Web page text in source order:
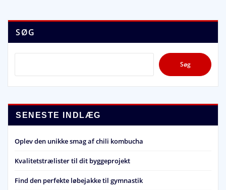
SØG
Søg
SENESTE INDLÆG
Oplev den unikke smag af chili kombucha
Kvalitetstrælister til dit byggeprojekt
Find den perfekte løbejakke til gymnastik